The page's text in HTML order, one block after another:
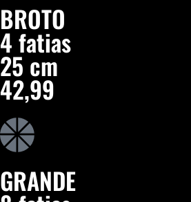
BROTO
4 fatias
25 cm
42,99
GRANDE